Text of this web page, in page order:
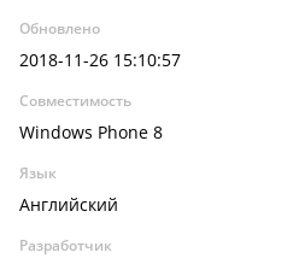
Обновлено
2018-11-26 15:10:57
Совместимость
Windows Phone 8
Язык
Английский
Разработчик